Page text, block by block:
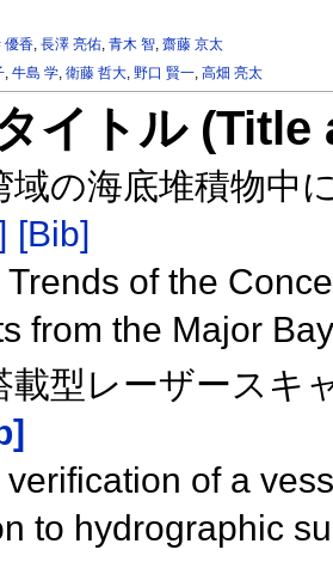
優香,長澤 亮佑,青木 智,齋藤 京太
,牛島 学,衛藤 哲大,野口 賢一,高畑 亮太
イトル
域の海底堆積物中
[Bib]
Trends of the
from the Major
載型レーザースキ
of a
to hydrographic